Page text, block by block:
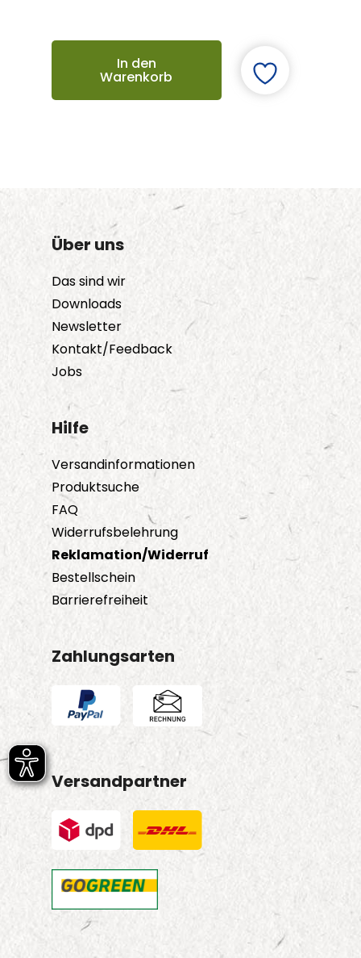
In den
Warenkorb
Über uns
Das sind wir
Downloads
Newsletter
Kontakt/Feedback
Jobs
Hilfe
Versandinformationen
Produktsuche
FAQ
Widerrufsbelehrung
Reklamation/Widerruf
Bestellschein
Barrierefreiheit
Zahlungsarten
Versandpartner